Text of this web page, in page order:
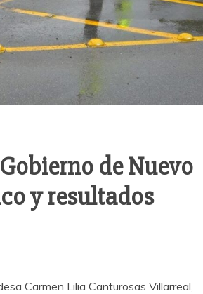
de Nuevo
y resultados
Carmen Lilia Canturosas Villarreal,